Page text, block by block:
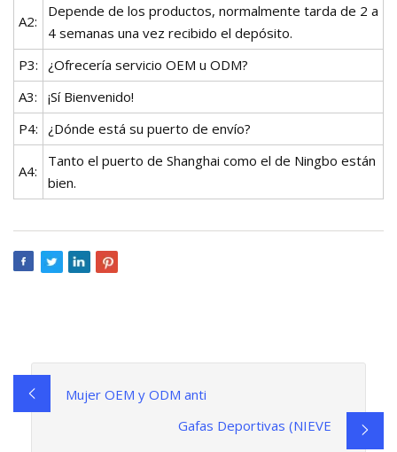
A2:
Depende de los productos, normalmente tarda de 2 a
4 semanas una vez recibido el depósito.
P3:
¿Ofrecería servicio OEM u ODM?
A3:
¡Sí Bienvenido!
P4:
¿Dónde está su puerto de envío?
A4:
Tanto el puerto de Shanghai como el de Ningbo están
bien.
Mujer OEM y ODM anti
Gafas Deportivas (NIEVE